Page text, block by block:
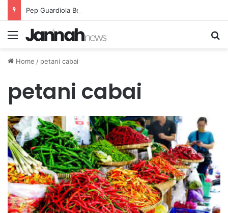
Menu
Home / petani cabai
petani cabai